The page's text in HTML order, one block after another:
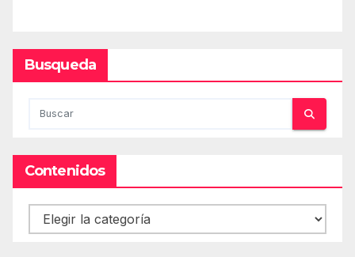
Busqueda
Contenidos
Contenidos